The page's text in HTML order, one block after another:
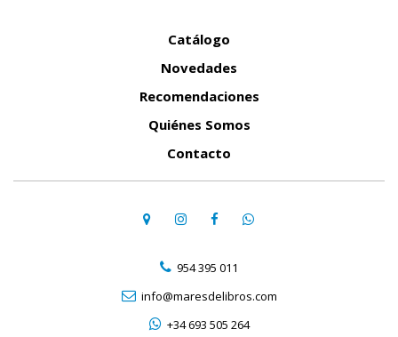
Catálogo
Novedades
Recomendaciones
Quiénes Somos
Contacto
954 395 011
info@maresdelibros.com
+34 693 505 264